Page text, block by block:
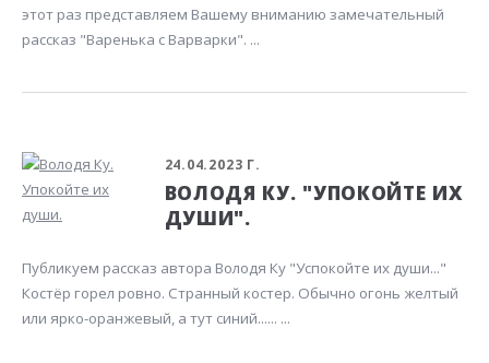
этот раз представляем Вашему вниманию замечательный
рассказ "Варенька с Варварки". ...
24.04.2023 Г.
ВОЛОДЯ КУ. "УПОКОЙТЕ ИХ
ДУШИ".
Публикуем рассказ автора Володя Ку "Успокойте их души..."
Костёр горел ровно. Странный костер. Обычно огонь желтый
или ярко-оранжевый, а тут синий...... ...